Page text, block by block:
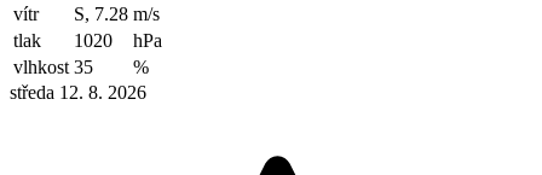
vítr
S, 7.28 m/s
tlak
1020
hPa
vlhkost 35
%
středa 12. 8. 2026